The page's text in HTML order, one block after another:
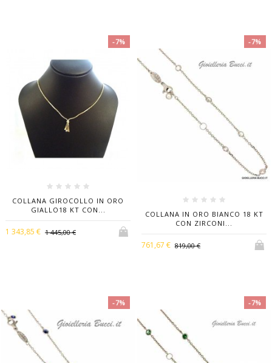
-7%
COLLANA GIROCOLLO IN ORO
GIALLO18 KT CON...
1 343,85 € 1 445,00 €
-7%
COLLANA IN ORO BIANCO 18 KT
CON ZIRCONI...
761,67 € 819,00 €
-7% -7%